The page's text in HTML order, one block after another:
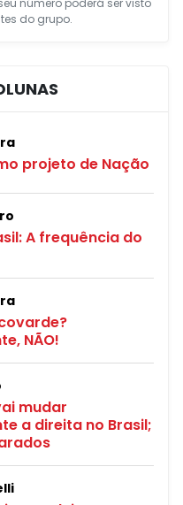
número poderá ser visto
do grupo.
projeto de Nação
A frequência do
NÃO!
mudar
a direita no Brasil;